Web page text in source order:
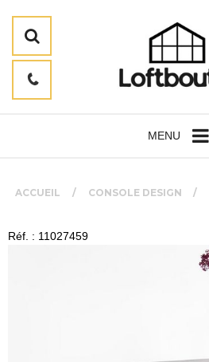
MENU
ACCUEIL CONSOLE DESIGN
Réf. : 11027459